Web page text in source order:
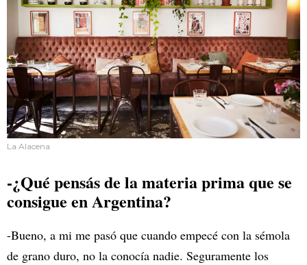
La Alacena
-¿Qué pensás de la materia prima que se
consigue en Argentina?
-Bueno, a mi me pasó que cuando empecé con la sémola
de grano duro, no la conocía nadie. Seguramente los